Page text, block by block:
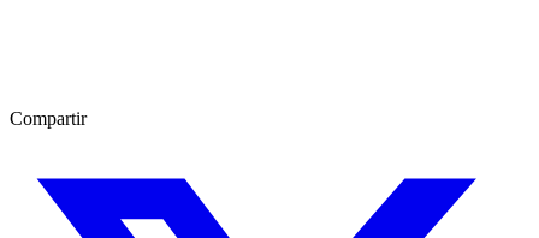
Compartir